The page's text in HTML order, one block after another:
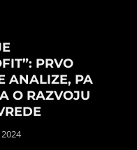
PRVO
ANALIZE, PA
O RAZVOJU